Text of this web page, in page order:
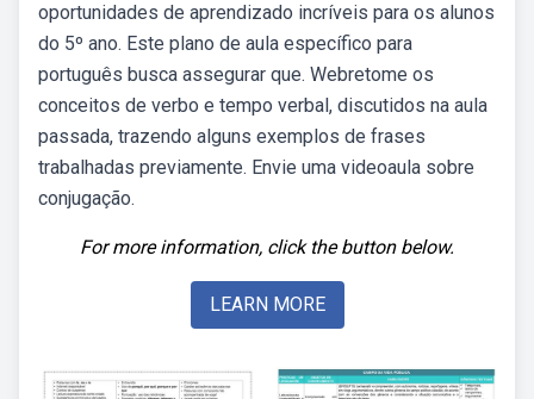
oportunidades de aprendizado incríveis para os alunos
do 5º ano. Este plano de aula específico para
português busca assegurar que. Webretome os
conceitos de verbo e tempo verbal, discutidos na aula
passada, trazendo alguns exemplos de frases
trabalhadas previamente. Envie uma videoaula sobre
conjugação.
For more information, click the button below.
LEARN MORE